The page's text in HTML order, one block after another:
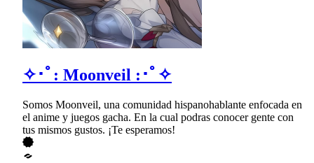
✧･ﾟ: Moonveil :･ﾟ✧
Somos Moonveil, una comunidad hispanohablante enfocada en
el anime y juegos gacha. En la cual podras conocer gente con
tus mismos gustos. ¡Te esperamos!